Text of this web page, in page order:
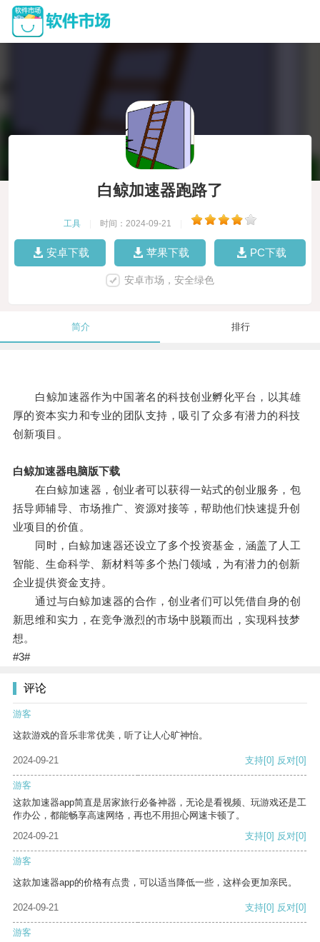
白鲸加速器跑路了
工具 时间：2024-09-21
安卓下载 苹果下载 PC下载
安卓市场，安全绿色
简介 排行
白鲸加速器作为中国著名的科技创业孵化平台，以其雄
厚的资本实力和专业的团队支持，吸引了众多有潜力的科技
创新项目。
白鲸加速器电脑版下载
在白鲸加速器，创业者可以获得一站式的创业服务，包
括导师辅导、市场推广、资源对接等，帮助他们快速提升创
业项目的价值。
同时，白鲸加速器还设立了多个投资基金，涵盖了人工
智能、生命科学、新材料等多个热门领域，为有潜力的创新
企业提供资金支持。
通过与白鲸加速器的合作，创业者们可以凭借自身的创
新思维和实力，在竞争激烈的市场中脱颖而出，实现科技梦
想。
#3#
评论
游客
这款游戏的音乐非常优美，听了让人心旷神怡。
2024-09-21 支持[0] 反对[0]
游客
这款加速器app简直是居家旅行必备神器，无论是看视频、玩游戏还是工
作办公，都能畅享高速网络，再也不用担心网速卡顿了。
2024-09-21
支持[0] 反对[0]
游客
这款加速器app的价格有点贵，可以适当降低一些，这样会更加亲民。
2024-09-21 支持[0] 反对[0]
游客